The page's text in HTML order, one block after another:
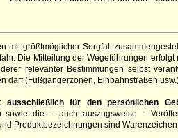
mit größtmöglicher Sorgfalt
Die Mitteilung der Wegeführungen
relevanter Bestimmungen selbst
darf (Fußgängerzonen, Einbahnstraßen
für den persönlichen
sowie die – auch auszugsweise –
Produktbezeichnungen sind